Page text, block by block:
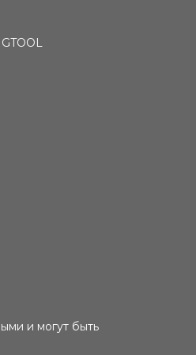
и могут быть